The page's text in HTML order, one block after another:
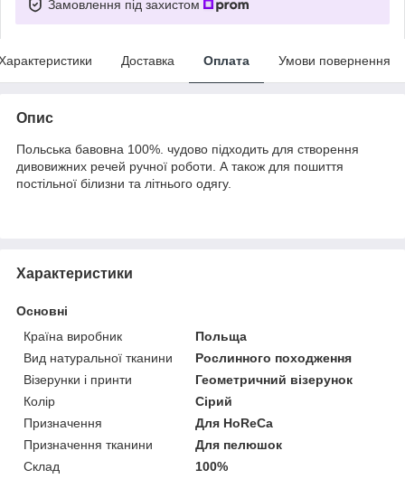
Замовлення під захистом
Доставка Оплата Умови повернення
Опис
Польська бавовна 100%. чудово підходить для створення
дивовижних речей ручної роботи. А також для пошиття
постільної білизни та літнього одягу.
Характеристики
Основні
Країна виробник
Польща
Вид натуральної тканини
Рослинного походження
Візерунки і принти
Геометричний візерунок
Колір
Сірий
Призначення
Для HoReCa
Призначення тканини
Для пелюшок
Склад
100%